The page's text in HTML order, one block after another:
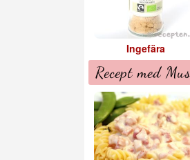
Ingefära
Recept med